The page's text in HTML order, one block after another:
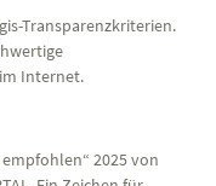
Transparenzkriterien.
Internet.
2025 von